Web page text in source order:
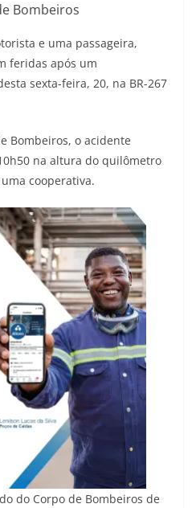
Bombeiros
e uma passageira,
feridas após um
sexta-feira, 20, na BR-267
Bombeiros, o acidente
na altura do quilômetro
cooperativa.
do Corpo de Bombeiros de